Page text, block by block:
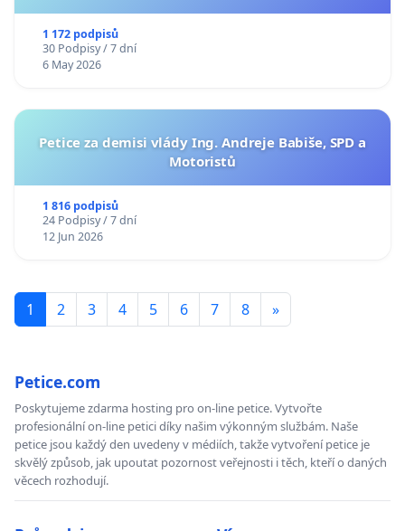
1 172 podpisů
30 Podpisy / 7 dní
6 May 2026
Petice za demisi vlády Ing. Andreje Babiše, SPD a
Motoristů
1 816 podpisů
24 Podpisy / 7 dní
12 Jun 2026
1 2 3 4 5 6 7 8 »
Petice.com
Poskytujeme zdarma hosting pro on-line petice. Vytvořte
profesionální on-line petici díky našim výkonným službám. Naše
petice jsou každý den uvedeny v médiích, takže vytvoření petice je
skvělý způsob, jak upoutat pozornost veřejnosti i těch, kteří o daných
věcech rozhodují.